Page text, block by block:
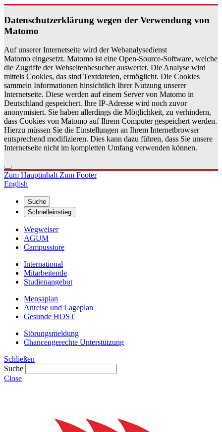
Da­ten­schutz­er­klä­rung wegen der Ver­wen­dung von
Ma­to­mo
Auf unserer Internetseite wird der Webanalysedienst
Matomo eingesetzt. Matomo ist eine Open-Source-Software, welche
die Zugriffe der Webseitenbesucher auswertet. Die Analyse wird
mittels Cookies, das sind Textdateien, ermöglicht. Die Cookies
sammeln Informationen hinsichtlich Ihrer Nutzung unserer
Internetseite. Diese werden auf einem Server von Matomo in
Deutschland gespeichert. Ihre IP-Adresse wird noch zuvor
anonymisiert. Sie haben allerdings die Möglichkeit, zu verhindern,
dass Cookies von Matomo auf Ihrem Computer gespeichert werden.
Hierzu müssen Sie die Einstellungen an Ihrem Internetbrowser
entsprechend modifizieren. Dies kann dazu führen, dass Sie unsere
Internetseite nicht im kompletten Umfang verwenden können.
Zum HauptinhaltZum Footer
English
Suche
Schnelleinstieg
Wegweiser
AGUM
Campusstore
International
Mitarbeitende
Studienangebot
Mensaplan
Anreise und Lageplan
Gesunde HOST
Störungsmeldung
Chancengerechte Unterstützung
Schließen
Suche
Close